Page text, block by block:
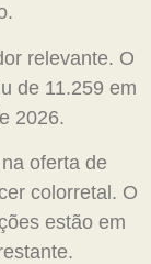
relevante. O
de 11.259 em
2026.
oferta de
colorretal. O
estão em